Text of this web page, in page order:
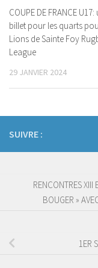
COUPE DE FRANCE U17:
billet pour les quarts
Lions de Sainte Foy
League
29 JANVIER 2024
SUIVRE :
RENCONTRES XIII
BOUGER »
1ER